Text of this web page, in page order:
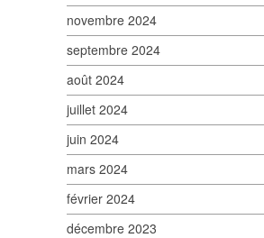
novembre 2024
septembre 2024
août 2024
juillet 2024
juin 2024
mars 2024
février 2024
décembre 2023